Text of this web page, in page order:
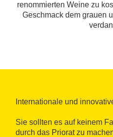
renommierten Weine zu
Geschmack dem grauen
Internationale und
Sie sollten es auf keinem
durch das Priorat zu